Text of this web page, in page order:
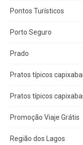
Pontos Turísticos
Porto Seguro
Prado
Pratos típicos
Pratos típicos
Promoção Viaje Grátis
Região dos Lagos